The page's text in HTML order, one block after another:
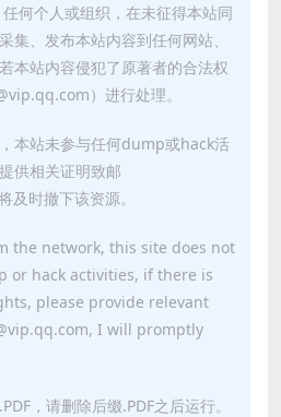
何个人或组织，在未征得本站同
集、发布本站内容到任何网站、
本站内容侵犯了原著者的合法权
）进行处理。
本站未参与任何dump或hack活
供相关证明致邮
时撤下该资源。
the network, this site does not
or hack activities, if there is
please provide relevant
I will promptly
，请删除后缀.PDF之后运行。